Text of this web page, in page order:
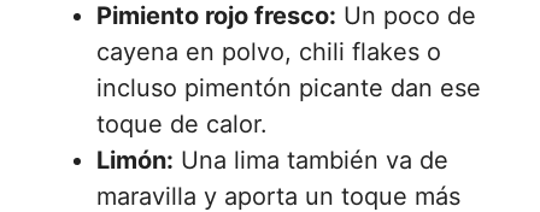
Pimiento rojo fresco: Un poco de
cayena en polvo, chili flakes o
incluso pimentón picante dan ese
toque de calor.
Limón: Una lima también va de
maravilla y aporta un toque más